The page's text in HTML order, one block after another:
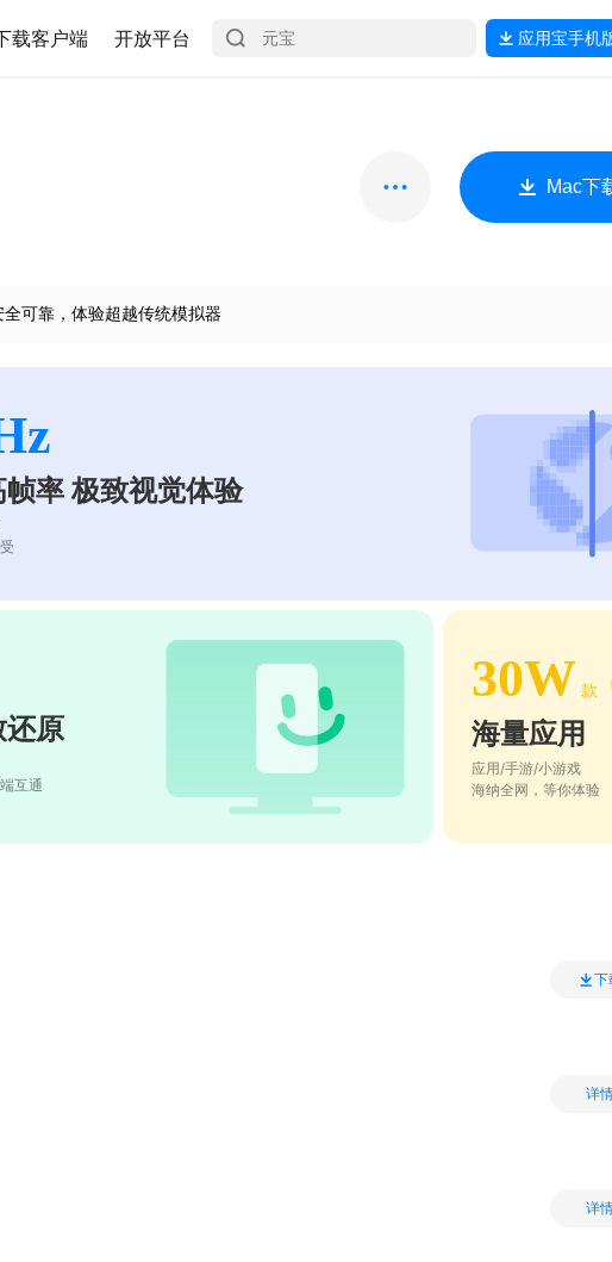
载客户端 开放平台 应用宝手机
Mac下
可靠，体验超越传统模拟器
率 极致视觉体验
还原
互通
30W 款
海量应用
应用/手游/小游戏
海纳全网，等你体验
下
详
详